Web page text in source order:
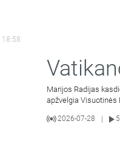
18:58
Marijos Radijas
apžvelgia Visuotinės
2026-07-28 5